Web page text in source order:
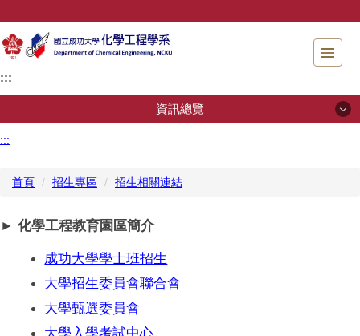
主
要
內
容
:::
資訊總覽
系所簡介
招生專區
系所成員
規章辦法
:::
首頁 招生專區 招生相關連結
► 化學工程教育園區簡介
成功大學學士班招生
大學招生委員會聯合會
大學甄選委員會